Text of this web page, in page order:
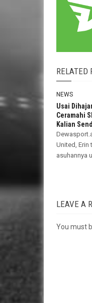
RELATED
NEWS
Usai
Ceramahi
Kalian
United, Erin
asuhannya
LEAVE A
You must